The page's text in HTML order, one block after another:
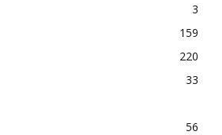
3
159
220
33
56